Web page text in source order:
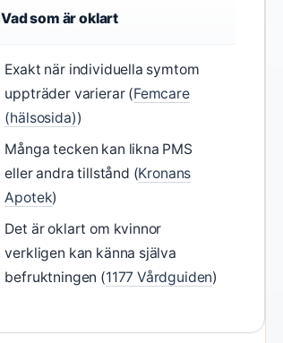
Vad som är oklart
Exakt när individuella symtom
uppträder varierar (Femcare
(hälsosida))
Många tecken kan likna PMS
eller andra tillstånd (Kronans
Apotek)
Det är oklart om kvinnor
verkligen kan känna själva
befruktningen (1177 Vårdguiden)